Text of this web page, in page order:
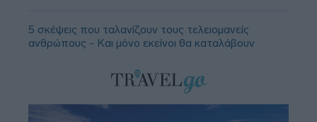
5 σκέψεις που ταλανίζουν τους τελειομανείς
ανθρώπους - Και μόνο εκείνοι θα καταλάβουν